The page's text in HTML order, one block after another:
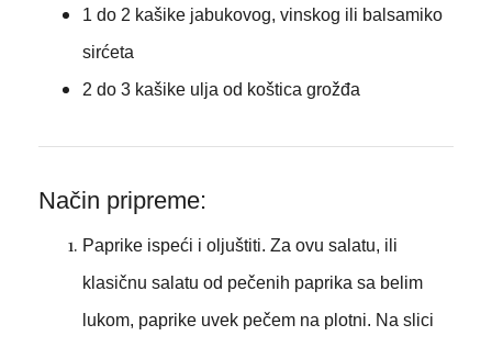
1 do 2 kašike jabukovog, vinskog ili balsamiko
sirćeta
2 do 3 kašike ulja od koštica grožđa
Način pripreme:
Paprike ispeći i oljuštiti. Za ovu salatu, ili
klasičnu salatu od pečenih paprika sa belim
lukom, paprike uvek pečem na plotni. Na slici